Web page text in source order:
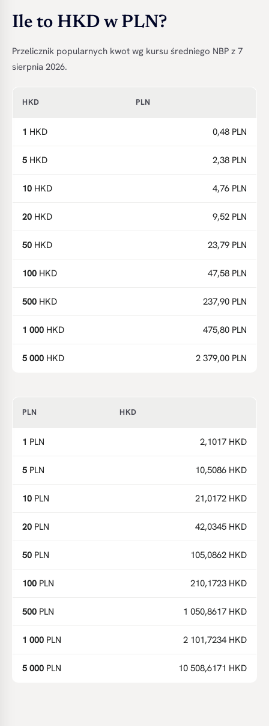
Ile to HKD w PLN?
Przelicznik popularnych kwot wg kursu średniego NBP z 7
sierpnia 2026.
HKD PLN
1 HKD 0,48 PLN
5 HKD 2,38 PLN
10 HKD 4,76 PLN
20 HKD 9,52 PLN
50 HKD 23,79 PLN
100 HKD 47,58 PLN
500 HKD 237,90 PLN
1 000 HKD 475,80 PLN
5 000 HKD 2 379,00 PLN
PLN HKD
1 PLN 2,1017 HKD
5 PLN 10,5086 HKD
10 PLN 21,0172 HKD
20 PLN 42,0345 HKD
50 PLN 105,0862 HKD
100 PLN 210,1723 HKD
500 PLN 1 050,8617 HKD
1 000 PLN 2 101,7234 HKD
5 000 PLN 10 508,6171 HKD